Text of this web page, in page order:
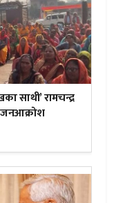
साथी’ रामचन्द्र
जनआक्रोश